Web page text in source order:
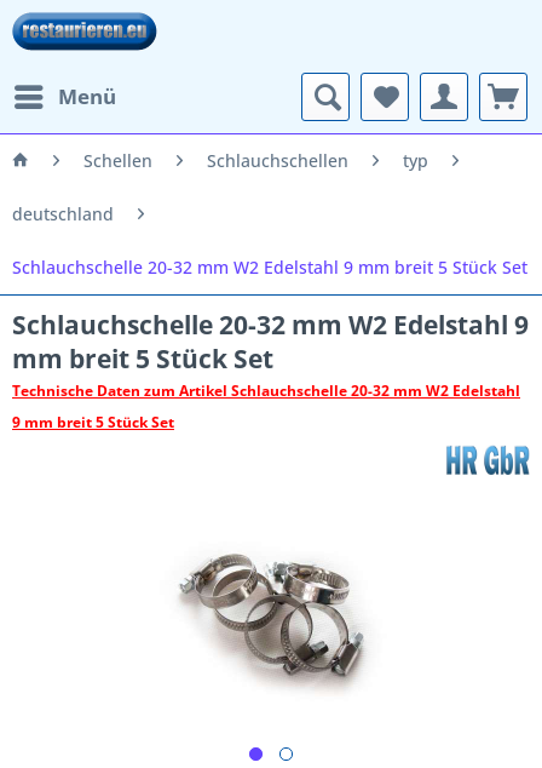
Menü
Schellen Schlauchschellen typ
deutschland
Schlauchschelle 20-32 mm W2 Edelstahl 9 mm breit 5 Stück Set
Schlauchschelle 20-32 mm W2 Edelstahl 9
mm breit 5 Stück Set
Technische Daten zum Artikel Schlauchschelle 20-32 mm W2 Edelstahl
9 mm breit 5 Stück Set